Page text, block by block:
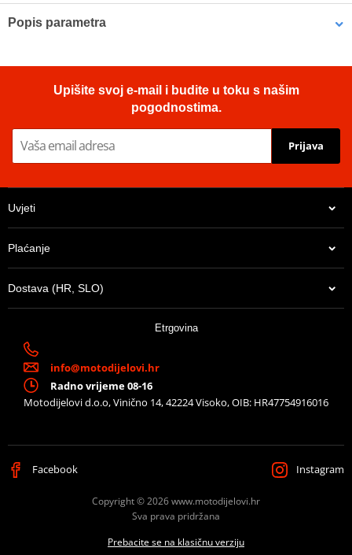
Popis parametra
Upišite svoj e-mail i budite u toku s našim
pogodnostima.
Prijava
Uvjeti
Plaćanje
Dostava (HR, SLO)
Etrgovina
info@motodijelovi.hr
Radno vrijeme 08-16
Motodijelovi d.o.o, Vinično 14, 42224 Visoko, OIB: HR47754916016
Facebook Instagram
Copyright © 2026 www.motodijelovi.hr
Sva prava pridržana
Prebacite se na klasičnu verziju